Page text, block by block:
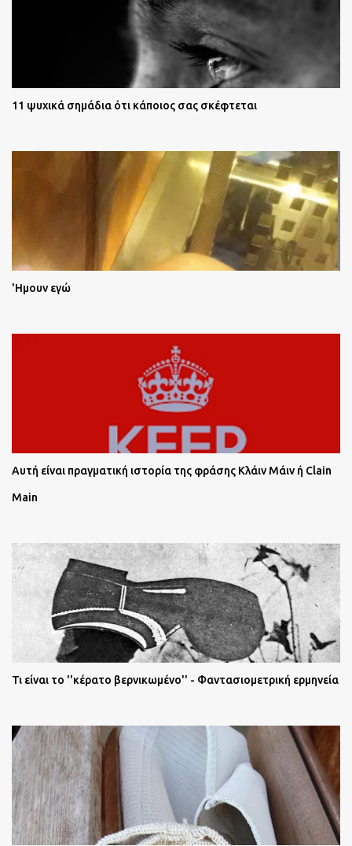
11 ψυχικά σημάδια ότι κάποιος σας σκέφτεται
'Ημουν εγώ
Αυτή είναι πραγματική ιστορία της φράσης Κλάιν Μάιν ή Clain
Main
Τι είναι το ''κέρατο βερνικωμένο'' - Φαντασιομετρική ερμηνεία